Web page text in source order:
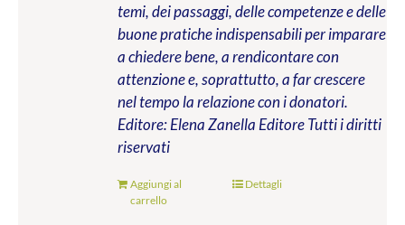
temi, dei passaggi, delle competenze e delle
buone pratiche indispensabili per imparare
a chiedere bene, a rendicontare con
attenzione e, soprattutto, a far crescere
nel tempo la relazione con i donatori.
Editore: Elena Zanella EditoreTutti i diritti
riservati
Aggiungi al
carrello
Dettagli